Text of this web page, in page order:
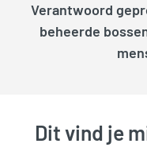
Verantwoord
beheerde
Dit vind je